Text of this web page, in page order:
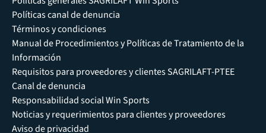
Políticas canal de denuncia
Términos y condiciones
Manual de Procedimientos y Políticas de Tratamiento de la
Información
Requisitos para proveedores y clientes SAGRILAFT-PTEE
Canal de denuncia
Responsabilidad social Win Sports
Noticias y requerimientos para clientes y proveedores
Aviso de privacidad